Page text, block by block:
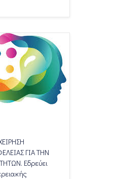
ΓΙΑ ΤΗΝ
Εδρεύει